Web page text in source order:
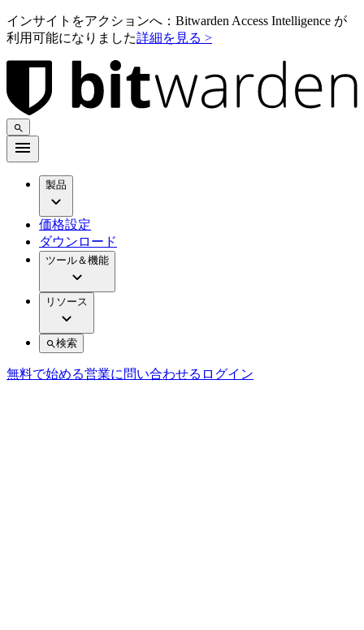
インサイトをアクションへ：Bitwarden Access Intelligence が
利用可能になりました詳細を見る >
製品
価格設定
ダウンロード
ツール＆機能
リソース
検索
無料で始める営業に問い合わせる ログイン